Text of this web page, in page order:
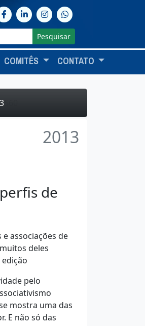
Pesquisar
COMITÊS CONTATO
2013
de
associações de
deles
pelo
mostra uma das
E não só das